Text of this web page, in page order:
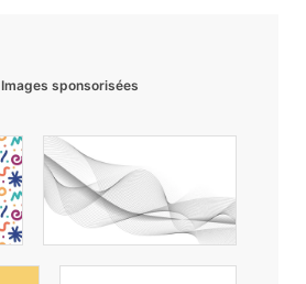
Images sponsorisées